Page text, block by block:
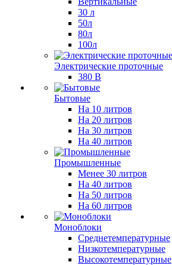
30 л
50л
80л
100л
Электрические проточные
380 В
Бытовые
На 10 литров
На 20 литров
На 30 литров
На 40 литров
Промышленные
Менее 30 литров
На 40 литров
На 50 литров
На 60 литров
Моноблоки
Среднетемпературные
Низкотемпературные
Высокотемпературные